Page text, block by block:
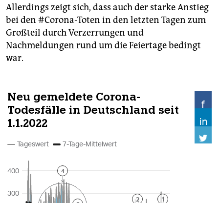
Allerdings zeigt sich, dass auch der starke Anstieg
bei den #Corona-Toten in den letzten Tagen zum
Großteil durch Verzerrungen und
Nachmeldungen rund um die Feiertage bedingt
war.